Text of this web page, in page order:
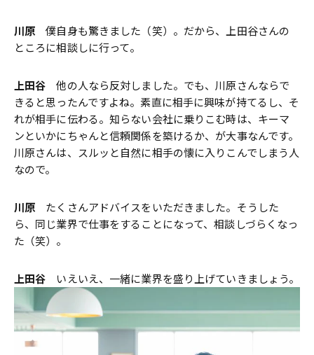
川原 僕自身も驚きました（笑）。だから、上田谷さんの
ところに相談しに行って。
上田谷 他の人なら反対しました。でも、川原さんならで
きると思ったんですよね。素直に相手に興味が持てるし、そ
れが相手に伝わる。知らない会社に乗りこむ時は、キーマ
ンといかにちゃんと信頼関係を築けるか、が大事なんです。
川原さんは、スルッと自然に相手の懐に入りこんでしまう人
なので。
川原 たくさんアドバイスをいただきました。そうした
ら、同じ業界で仕事をすることになって、相談しづらくなっ
た（笑）。
上田谷 いえいえ、一緒に業界を盛り上げていきましょう。